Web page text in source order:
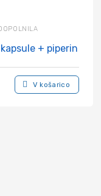
+ piperin
V košarico